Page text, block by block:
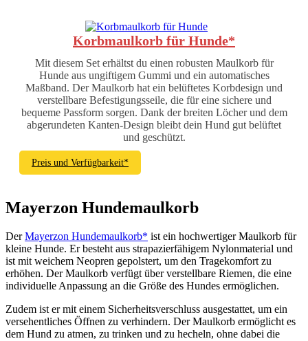
Korbmaulkorb für Hunde*
Mit diesem Set erhältst du einen robusten Maulkorb für
Hunde aus ungiftigem Gummi und ein automatisches
Maßband. Der Maulkorb hat ein belüftetes Korbdesign und
verstellbare Befestigungsseile, die für eine sichere und
bequeme Passform sorgen. Dank der breiten Löcher und dem
abgerundeten Kanten-Design bleibt dein Hund gut belüftet
und geschützt.
Preis und Verfügbarkeit*
Mayerzon Hundemaulkorb
DerMayerzon Hundemaulkorb* ist ein hochwertiger Maulkorb für
kleine Hunde. Er besteht aus strapazierfähigem Nylonmaterial und
ist mit weichem Neopren gepolstert, um den Tragekomfort zu
erhöhen. Der Maulkorb verfügt über verstellbare Riemen, die eine
individuelle Anpassung an die Größe des Hundes ermöglichen.
Zudem ist er mit einem Sicherheitsverschluss ausgestattet, um ein
versehentliches Öffnen zu verhindern. Der Maulkorb ermöglicht es
dem Hund zu atmen, zu trinken und zu hecheln, ohne dabei die